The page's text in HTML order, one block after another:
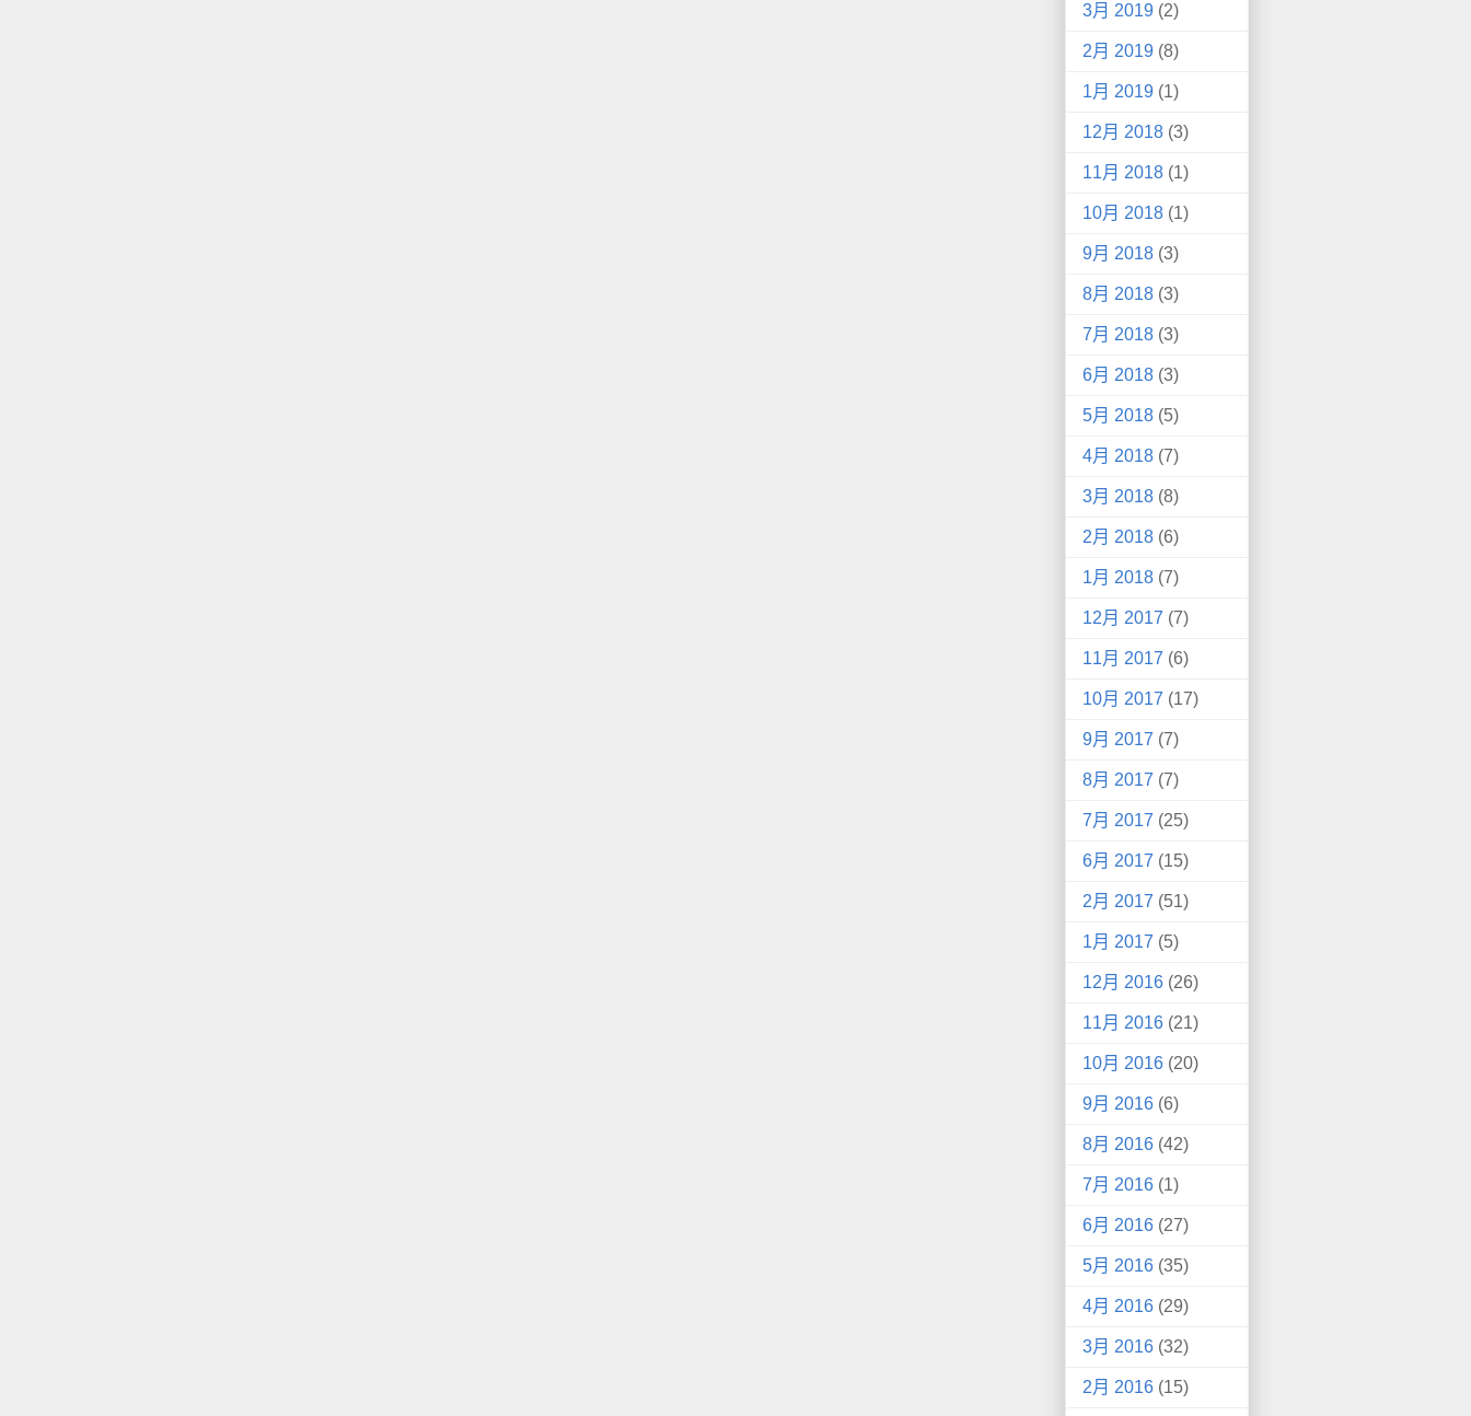
3月 2019 (2)
2月 2019 (8)
1月 2019 (1)
12月 2018 (3)
11月 2018 (1)
10月 2018 (1)
9月 2018 (3)
8月 2018 (3)
7月 2018 (3)
6月 2018 (3)
5月 2018 (5)
4月 2018 (7)
3月 2018 (8)
2月 2018 (6)
1月 2018 (7)
12月 2017 (7)
11月 2017 (6)
10月 2017 (17)
9月 2017 (7)
8月 2017 (7)
7月 2017 (25)
6月 2017 (15)
2月 2017 (51)
1月 2017 (5)
12月 2016 (26)
11月 2016 (21)
10月 2016 (20)
9月 2016 (6)
8月 2016 (42)
7月 2016 (1)
6月 2016 (27)
5月 2016 (35)
4月 2016 (29)
3月 2016 (32)
2月 2016 (15)